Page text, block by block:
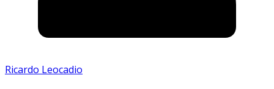
Ricardo Leocadio